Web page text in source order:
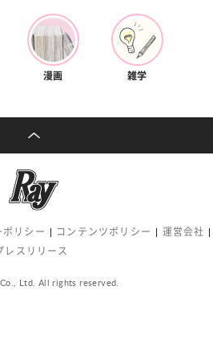
漫画 雑学
リシー コンテンツポリシー 運営会社
レスリリース
Ltd. All rights reserved.